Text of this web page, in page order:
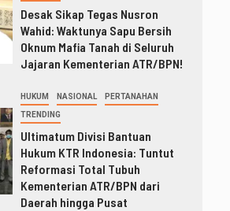
Desak Sikap Tegas Nusron
Wahid: Waktunya Sapu Bersih
Oknum Mafia Tanah di Seluruh
Jajaran Kementerian ATR/BPN!
HUKUM NASIONAL PERTANAHAN
TRENDING
Ultimatum Divisi Bantuan
Hukum KTR Indonesia: Tuntut
Reformasi Total Tubuh
Kementerian ATR/BPN dari
Daerah hingga Pusat